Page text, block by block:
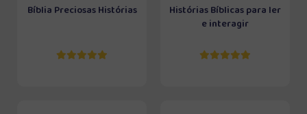
Bíblia Preciosas Histórias
Histórias Bíblicas para ler
e interagir